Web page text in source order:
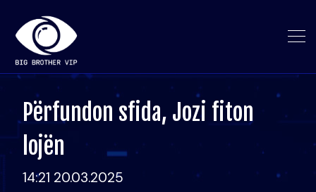
Përfundon sfida, Jozi fiton
lojën
14:21 20.03.2025